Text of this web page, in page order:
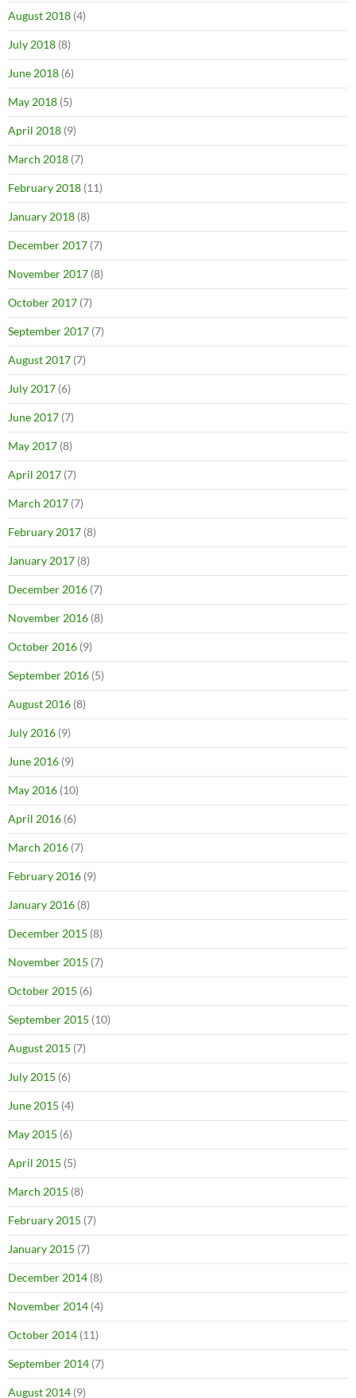
August 2018 (4)
July 2018 (8)
June 2018 (6)
May 2018 (5)
April 2018 (9)
March 2018 (7)
February 2018 (11)
January 2018 (8)
December 2017 (7)
November 2017 (8)
October 2017 (7)
September 2017 (7)
August 2017 (7)
July 2017 (6)
June 2017 (7)
May 2017 (8)
April 2017 (7)
March 2017 (7)
February 2017 (8)
January 2017 (8)
December 2016 (7)
November 2016 (8)
October 2016 (9)
September 2016 (5)
August 2016 (8)
July 2016 (9)
June 2016 (9)
May 2016 (10)
April 2016 (6)
March 2016 (7)
February 2016 (9)
January 2016 (8)
December 2015 (8)
November 2015 (7)
October 2015 (6)
September 2015 (10)
August 2015 (7)
July 2015 (6)
June 2015 (4)
May 2015 (6)
April 2015 (5)
March 2015 (8)
February 2015 (7)
January 2015 (7)
December 2014 (8)
November 2014 (4)
October 2014 (11)
September 2014 (7)
August 2014 (9)